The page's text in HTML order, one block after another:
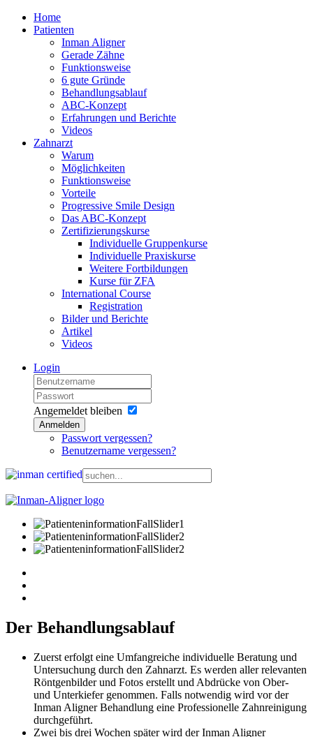
Home
Patienten
Inman Aligner
Gerade Zähne
Funktionsweise
6 gute Gründe
Behandlungsablauf
ABC-Konzept
Erfahrungen und Berichte
Videos
Zahnarzt
Warum
Möglichkeiten
Funktionsweise
Vorteile
Progressive Smile Design
Das ABC-Konzept
Zertifizierungskurse
Individuelle Gruppenkurse
Individuelle Praxiskurse
Weitere Fortbildungen
Kurse für ZFA
International Course
Registration
Bilder und Berichte
Artikel
Videos
Login
Angemeldet bleiben
Anmelden
Passwort vergessen?
Benutzername vergessen?
Der Behandlungsablauf
Zuerst erfolgt eine Umfangreiche individuelle Beratung und
Untersuchung durch den Zahnarzt. Es werden aller relevanten
Röntgenbilder und Fotos erstellt und Abdrücke von Ober-
und Unterkiefer genommen. Falls notwendig wird vor der
Inman Aligner Behandlung eine Professionelle Zahnreinigung
durchgeführt.
Zwei bis drei Wochen später wird der Inman Aligner